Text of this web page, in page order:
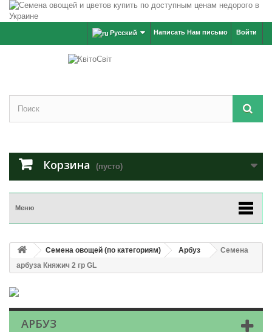
Войти
Написать Нам письмо
Русский
Корзина (пусто)
Меню
Семена овощей (по категориям) Арбуз
Семена
арбуза Княжич 2 гр GL
АРБУЗ